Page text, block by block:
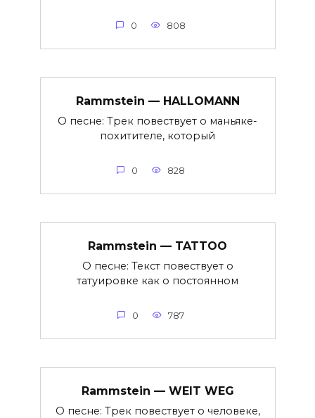
0 808
Rammstein — HALLOMANN
О песне: Трек повествует о маньяке-
похитителе, который
0 828
Rammstein — TATTOO
О песне: Текст повествует о
татуировке как о постоянном
0 787
Rammstein — WEIT WEG
О песне: Трек повествует о человеке,